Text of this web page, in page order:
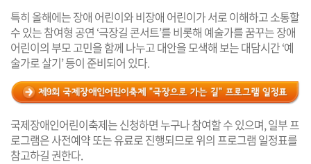
특히 올해에는 장애 어린이와 비장애 어린이가 서로 이해하고 소통할
수 있는 참여형 공연 ‘극장길 콘서트’를 비롯해 예술가를 꿈꾸는 장애
어린이의 부모 고민을 함께 나누고 대안을 모색해 보는 대담시간 ‘예
술가로 살기’ 등이 준비되어 있다.
국제장애인어린이축제는 신청하면 누구나 참여할 수 있으며, 일부 프
로그램은 사전예약 또는 유료로 진행되므로 위의 프로그램 일정표를
참고하길 권한다.